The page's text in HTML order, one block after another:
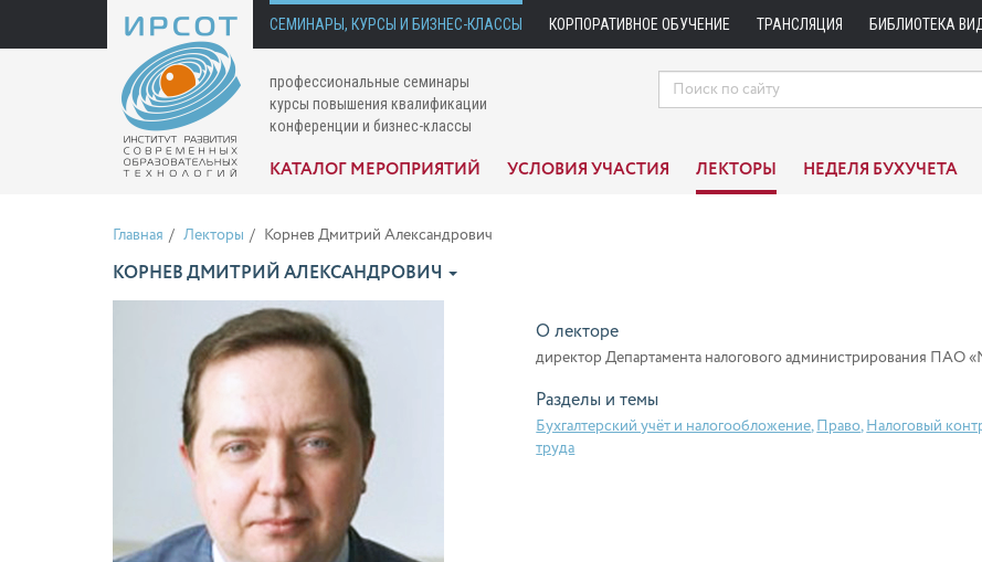
СЕМИНАРЫ, КУРСЫ И БИЗНЕС-КЛАССЫ КОРПОРАТИВНОЕ ОБУЧЕНИЕ ТРАНСЛЯЦИЯ БИБЛИОТЕКА
профессиональные семинары
курсы повышения квалификации
конференции и бизнес-классы
КАТАЛОГ МЕРОПРИЯТИЙ УСЛОВИЯ УЧАСТИЯ ЛЕКТОРЫ НЕДЕЛЯ БУХУЧЕТА
Главная Лекторы Корнев Дмитрий Александрович
КОРНЕВ ДМИТРИЙ АЛЕКСАНДРОВИЧ
О лекторе
директор Департамента налогового администрирования ПАО
Разделы и темы
Бухгалтерский учёт и налогообложение,Право,Налоговый
труда